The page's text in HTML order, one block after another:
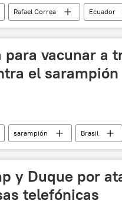
Rafael Correa Ecuador
vacunar a
el sarampión
sarampión Brasil
y Duque por
telefónicas